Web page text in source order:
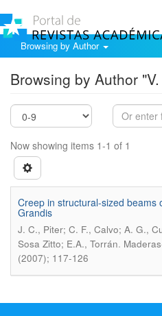
Browsing by Author
Browsing by Author
Now showing items 1-1 of 1
Creep in structural-sized beams
Grandis
J. C., Piter; C. F., Calvo; A. G.,
Sosa Zitto; E.A., Torrán.
(2007); 117-126